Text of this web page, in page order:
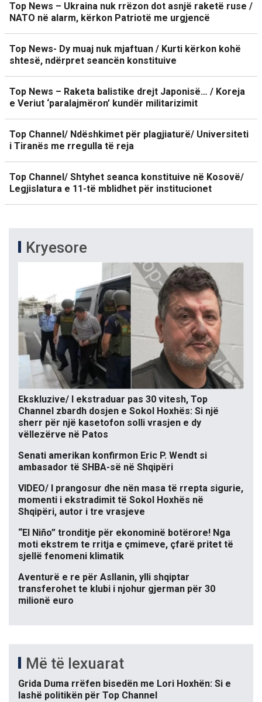
Top News – Ukraina nuk rrëzon dot asnjë raketë ruse /
NATO në alarm, kërkon Patriotë me urgjencë
Top News- Dy muaj nuk mjaftuan / Kurti kërkon kohë
shtesë, ndërpret seancën konstituive
Top News – Raketa balistike drejt Japonisë… / Koreja
e Veriut ‘paralajmëron’ kundër militarizimit
Top Channel/ Ndëshkimet për plagjiaturë/ Universiteti
i Tiranës me rregulla të reja
Top Channel/ Shtyhet seanca konstituive në Kosovë/
Legjislatura e 11-të mblidhet për institucionet
Kryesore
Ekskluzive/ I ekstraduar pas 30 vitesh, Top
Channel zbardh dosjen e Sokol Hoxhës: Si një
sherr për një kasetofon solli vrasjen e dy
vëllezërve në Patos
Senati amerikan konfirmon Eric P. Wendt si
ambasador të SHBA-së në Shqipëri
VIDEO/ I prangosur dhe nën masa të rrepta sigurie,
momenti i ekstradimit të Sokol Hoxhës në
Shqipëri, autor i tre vrasjeve
“El Niño” tronditje për ekonominë botërore! Nga
moti ekstrem te rritja e çmimeve, çfarë pritet të
sjellë fenomeni klimatik
Aventurë e re për Asllanin, ylli shqiptar
transferohet te klubi i njohur gjerman për 30
milionë euro
Më të lexuarat
Grida Duma rrëfen bisedën me Lori Hoxhën: Si e
lashë politikën për Top Channel